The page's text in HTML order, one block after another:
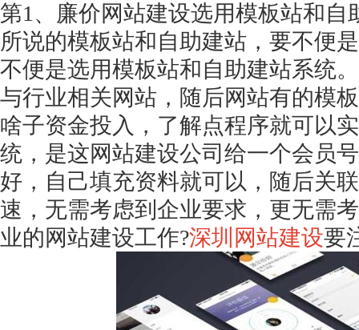
第1、廉价网站建设选用模板站和自
所说的模板站和自助建站，要不便
不便是选用模板站和自助建站系统
与行业相关网站，随后网站有的模
啥子资金投入，了解点程序就可以
统，是这网站建设公司给一个会员
好，自己填充资料就可以，随后关
速，无需考虑到企业要求，更无需
业的网站建设工作?深圳网站建设要